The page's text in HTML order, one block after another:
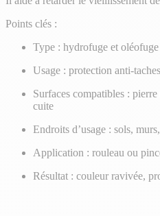
Points clés :
Type : hydrofuge et
Usage : protection anti-
Surfaces compatibles :
cuite
Endroits d’usage : sols,
Application : rouleau ou
Résultat : couleur ravivée,